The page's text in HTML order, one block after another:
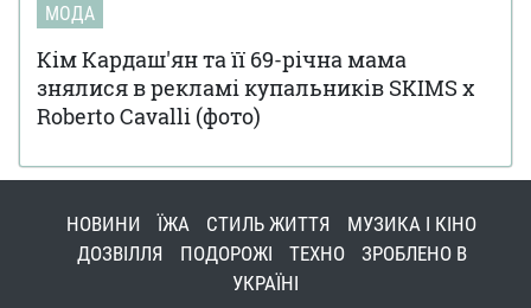
МОДА
Кім Кардаш'ян та її 69-річна мама
знялися в рекламі купальників SKIMS x
Roberto Cavalli (фото)
НОВИНИ ЇЖА СТИЛЬ ЖИТТЯ
МУЗИКА І КІНО
ДОЗВІЛЛЯ
ПОДОРОЖІ ТЕХНО
ЗРОБЛЕНО В
УКРАЇНІ